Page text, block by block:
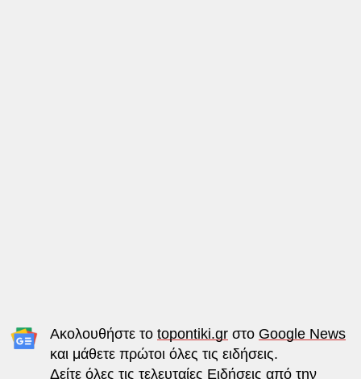
Ακολουθήστε το topontiki.grστο Google News
και μάθετε πρώτοι όλες τις ειδήσεις.
Δείτε όλες τις τελευταίες Ειδήσεις από την